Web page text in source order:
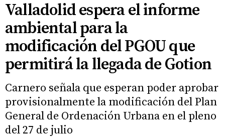
Valladolid espera el informe
ambiental para la
modificación del PGOU que
permitirá la llegada de Gotion
Carnero señala que esperan poder aprobar
provisionalmente la modificación del Plan
General de Ordenación Urbana en el pleno
del 27 de julio